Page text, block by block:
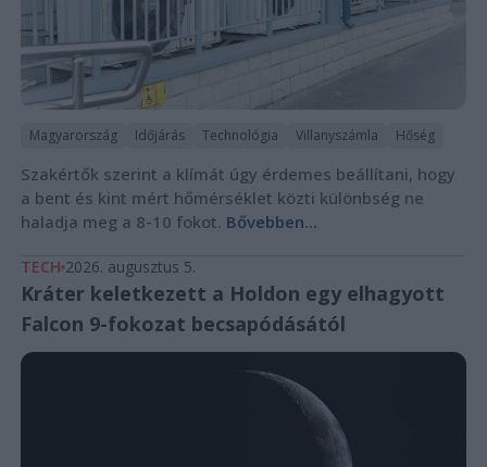
Magyarország Időjárás Technológia Villanyszámla Hőség
Szakértők szerint a klímát úgy érdemes beállítani, hogy
a bent és kint mért hőmérséklet közti különbség ne
haladja meg a 8-10 fokot. Bővebben...
TECH 2026. augusztus 5.
Kráter keletkezett a Holdon egy elhagyott
Falcon 9-fokozat becsapódásától